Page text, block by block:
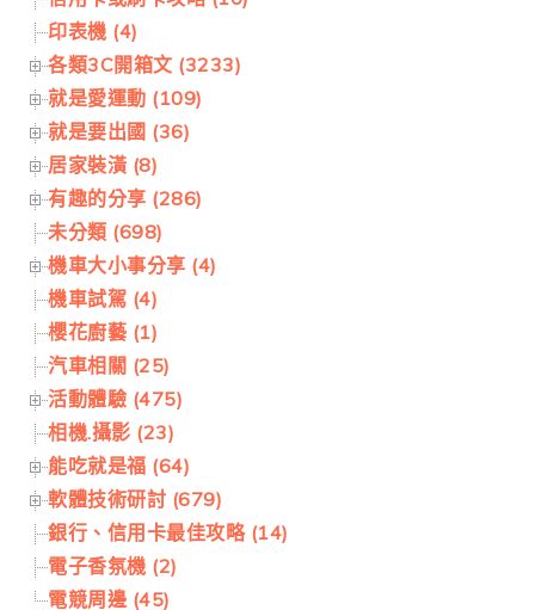
印表機 (4)
各類3C開箱文 (3233)
就是愛運動 (109)
就是要出國 (36)
居家裝潢 (8)
有趣的分享 (286)
未分類 (698)
機車大小事分享 (4)
機車試駕 (4)
櫻花廚藝 (1)
汽車相關 (25)
活動體驗 (475)
相機.攝影 (23)
能吃就是福 (64)
軟體技術研討 (679)
銀行、信用卡最佳攻略 (14)
電子香氛機 (2)
電競周邊 (45)